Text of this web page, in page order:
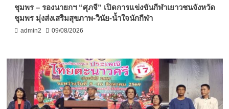
ชุมพร – รองนายกฯ “ศุภจี” เปิดการแข่งขันกีฬาเยาวชนจังหวัด
ชุมพร มุ่งส่งเสริมสุขภาพ-วินัย-น้ำใจนักกีฬา
admin2 09/08/2026